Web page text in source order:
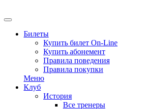
Билеты
Купить билет On-Line
Купить абонемент
Правила поведения
Правила покупки
Меню
Клуб
История
Все тренеры